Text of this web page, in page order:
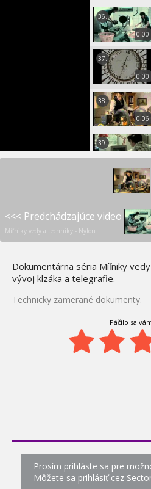
0:00
36.
0:00
37.
0:06
38.
39.
42.
1:38
44.
0:16
47.
<<< Predchádzajúce video
Míľniky vedy a techniky - Nylon
Dokumentárna séria Míľniky
vývoj klzáka a telegrafie.
Technicky zamerané dokumenty.
Páčilo sa
Prosím prihláste sa pre
Môžete sa prihlásiť cez